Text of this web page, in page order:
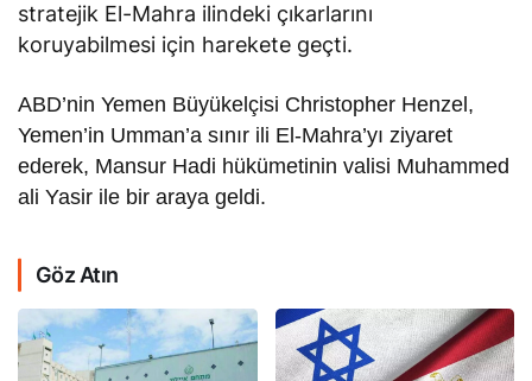
stratejik El-Mahra ilindeki çıkarlarını
koruyabilmesi için harekete geçti.
ABD’nin Yemen Büyükelçisi Christopher Henzel,
Yemen’in Umman’a sınır ili El-Mahra’yı ziyaret
ederek, Mansur Hadi hükümetinin valisi Muhammed
ali Yasir ile bir araya geldi.
Göz Atın